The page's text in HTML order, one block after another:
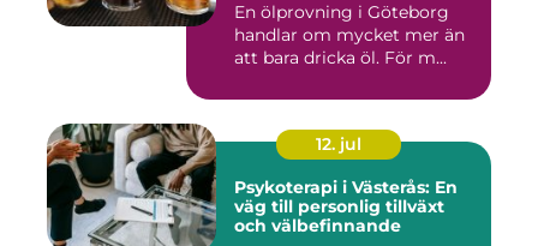
En ölprovning i Göteborg
handlar om mycket mer än
att bara dricka öl. För m...
12. jul
Psykoterapi i Västerås: En
väg till personlig tillväxt
och välbefinnande